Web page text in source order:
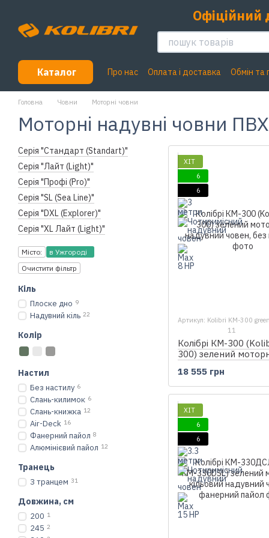
Офіційний
Каталог Про нас Оплата і доставка Обмін та
Головна Човни Моторні човни
Моторні надувні човни
ХІТ
6
6
Артикул: Kolibri KM-300 green
11
Колібрі КМ-300
300) зелений
18 555 грн
ХІТ
6
6
Серія "Стандарт (Standart)"
Серія "Лайт (Light)"
Серія "Профі (Pro)"
Серія "SL (Sea Line)"
Серія "DXL (Explorer)"
Серія "XL Лайт (Light)"
Місто:
в Ужгороді
Очистити фільтр
Кіль
Плоске дно 9
Надувний кіль 22
Колір
Настил
Без настилу 6
Слань-килимок 6
Слань-книжка 12
Air-Deck 16
Фанерний пайол 8
Алюмінієвий пайол 12
Транець
З транцем 31
Довжина, см
200 1
245 2